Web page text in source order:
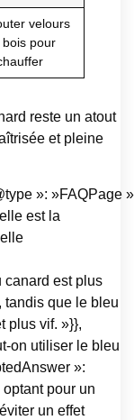
velours
bois pour
reste un atout
et pleine
»: »FAQPage
est la
canard est plus
tandis que le bleu
plus vif. »}},
on utiliser le bleu
»:
pour un
un effet